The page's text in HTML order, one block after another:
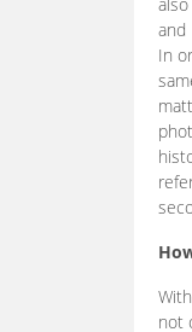
and
In
not